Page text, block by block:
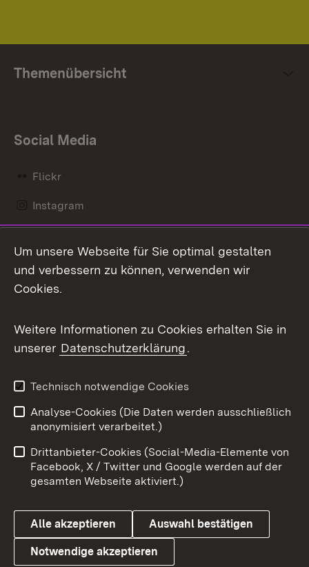
Themenübersicht
Social Media
Flickr
Instagram
Mastodon
Messenger
Social Wall
X / Twitter
Youtube
Link zum Landesportal
Benutzungshinweise
Barrierefreiheit
Datenschutz
Cookies
Um unsere Webseite für Sie optimal gestalten
und verbessern zu können, verwenden wir
Cookies.
Weitere Informationen zu Cookies erhalten Sie in
unserer Datenschutzerklärung.
Technisch notwendige Cookies
Analyse-Cookies (Die Daten werden ausschließlich
anonymisiert verarbeitet.)
Drittanbieter-Cookies (Social-Media-Elemente von
Facebook, X / Twitter und Google werden auf der
gesamten Webseite aktiviert.)
Alle akzeptieren Auswahl bestätigen
Notwendige akzeptieren